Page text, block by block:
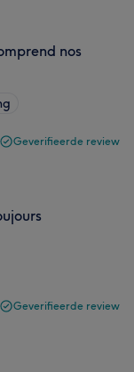
nos
Geverifieerde review
Geverifieerde review